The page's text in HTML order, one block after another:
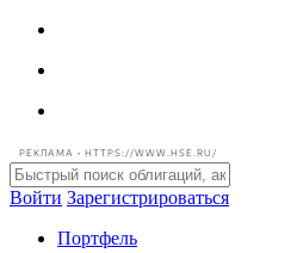
РЕКЛАМА • HTTPS://WWW.HSE.RU/